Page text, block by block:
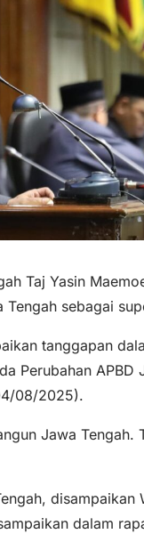
Taj Yasin
sebagai
tanggapan
Perubahan
08/2025).
Jawa Tengah.
disampaikan
dalam